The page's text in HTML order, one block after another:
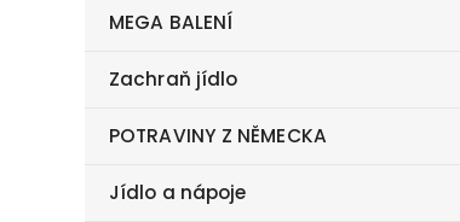
MEGA BALENÍ
Zachraň jídlo
POTRAVINY Z NĚMECKA
Jídlo a nápoje